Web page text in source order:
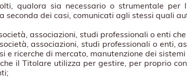
qualora sia necessario o strumentale
seconda dei casi, comunicati agli stessi quali
associazioni, studi professionali o enti
associazioni, studi professionali o enti,
e ricerche di mercato, manutenzione dei
il Titolare utilizza per gestire, per proprio